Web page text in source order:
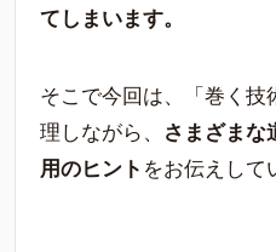
てしまいます。
そこで今回は、「巻く技
理しながら、
さまざまな
用のヒント をお伝えして